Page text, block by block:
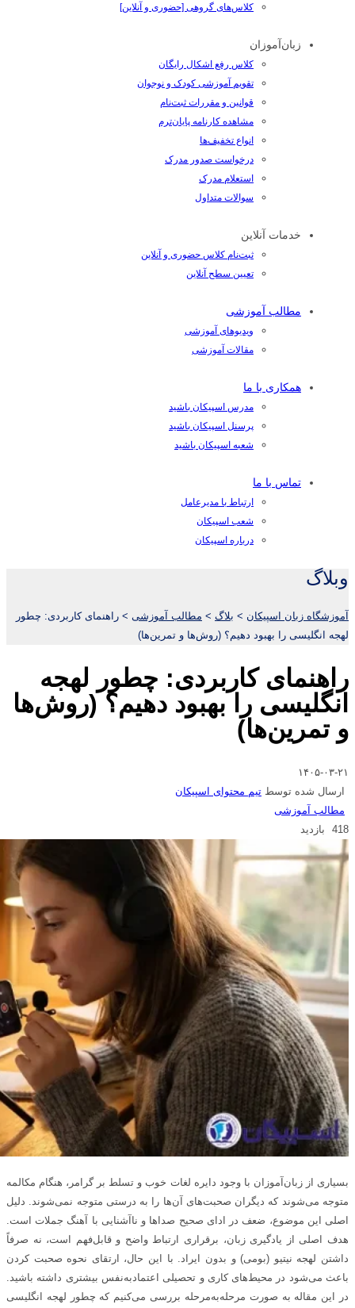
کلاس‌های گروهی [حضوری و آنلاین]
زبان‌آموزان
کلاس رفع اشکال رایگان
تقویم آموزشی کودک و نوجوان
قوانین و مقررات ثبت‌نام
مشاهده کارنامه پایان‌ترم
انواع تخفیف‌ها
درخواست صدور مدرک
استعلام مدرک
سوالات متداول
خدمات آنلاین
ثبت‌نام کلاس حضوری و آنلاین
تعیین سطح آنلاین
مطالب آموزشی
ویدیوهای آموزشی
مقالات آموزشی
همکاری با ما
مدرس اسپیکان باشید
پرسنل اسپیکان باشید
شعبه اسپیکان باشید
تماس با ما
ارتباط با مدیرعامل
شعب اسپیکان
درباره اسپیکان
وبلاگ
آموزشگاه زبان اسپیکان > بلاگ > مطالب آموزشی > راهنمای کاربردی: چطور
لهجه انگلیسی را بهبود دهیم؟ (روش‌ها و تمرین‌ها)
راهنمای کاربردی: چطور لهجه
انگلیسی را بهبود دهیم؟ (روش‌ها
و تمرین‌ها)
۱۴۰۵-۰۳-۲۱
ارسال شده توسط تیم محتوای اسپیکان
مطالب آموزشی
418 بازدید
بسیاری از زبان‌آموزان با وجود دایره لغات خوب و تسلط بر گرامر، هنگام مکالمه
متوجه می‌شوند که دیگران صحبت‌های آن‌ها را به درستی متوجه نمی‌شوند. دلیل
اصلی این موضوع، ضعف در ادای صحیح صداها و ناآشنایی با آهنگ جملات است.
هدف اصلی از یادگیری زبان، برقراری ارتباط واضح و قابل‌فهم است، نه صرفاً
داشتن لهجه نیتیو (بومی) و بدون ایراد. با این حال، ارتقای نحوه صحبت کردن
باعث می‌شود در محیط‌های کاری و تحصیلی اعتماد‌به‌نفس بیشتری داشته باشید.
در این مقاله به صورت مرحله‌به‌مرحله بررسی می‌کنیم که چطور لهجه انگلیسی